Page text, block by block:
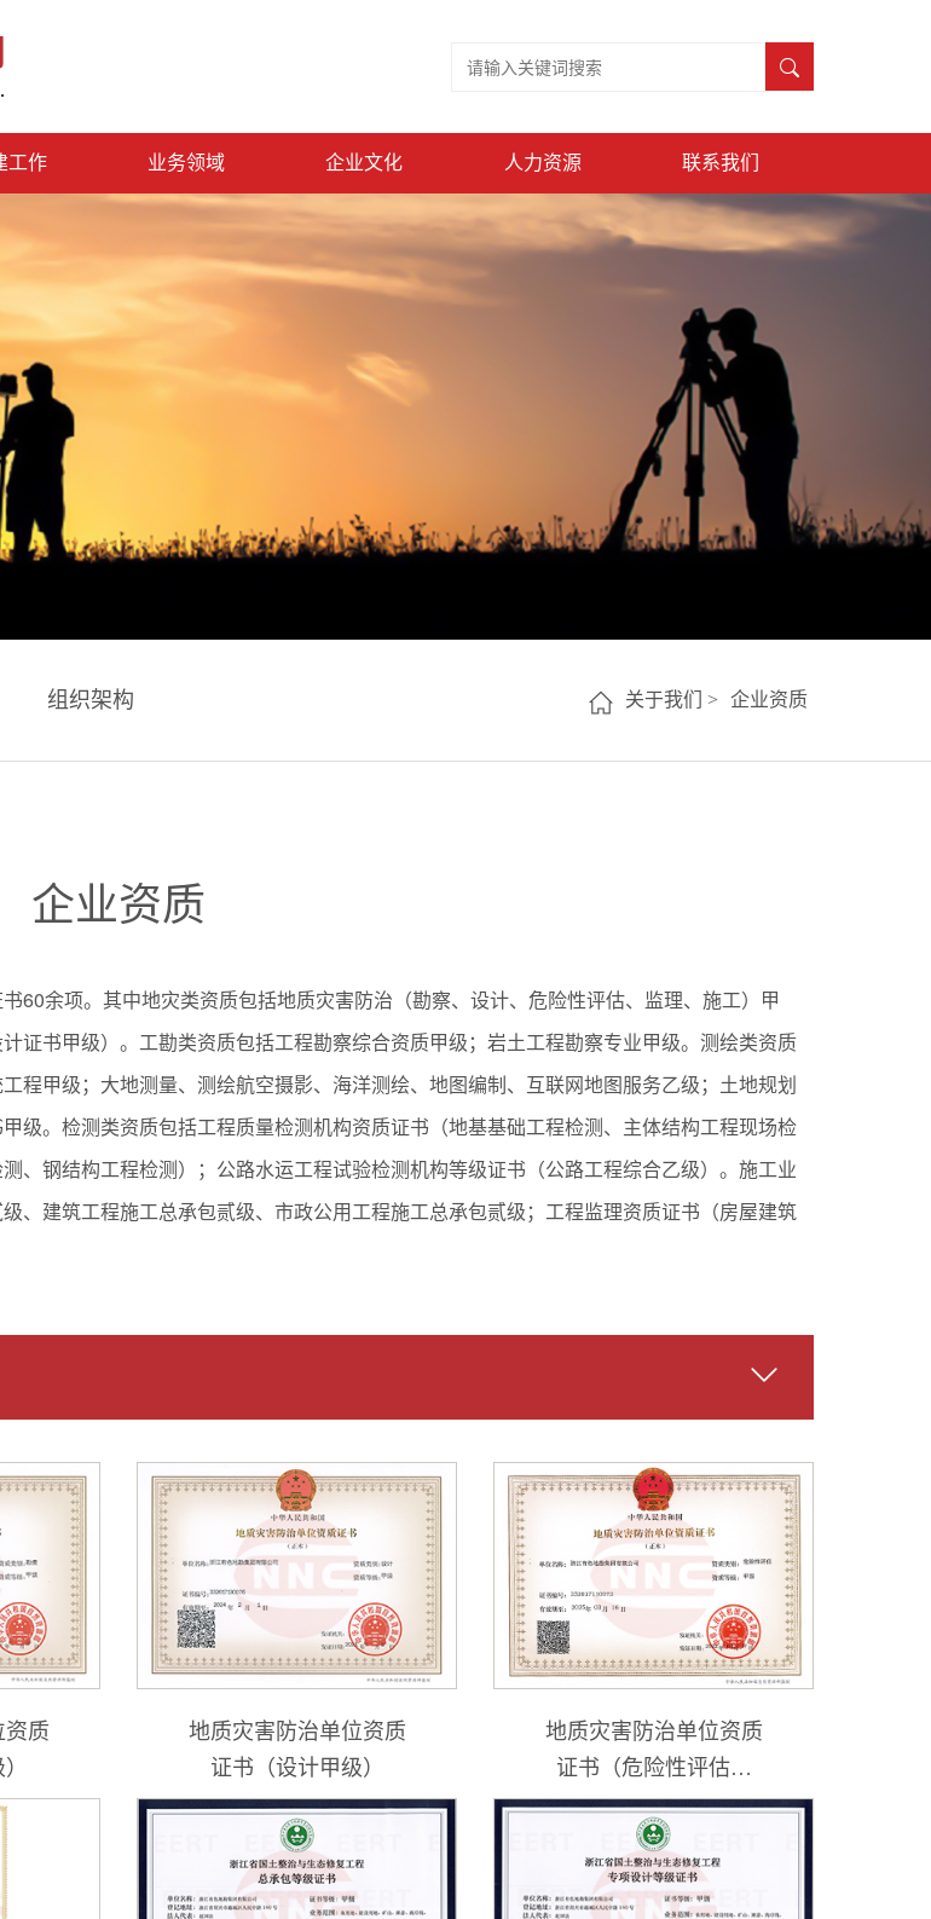
工作 业务领域 企业文化 人力资源 联系我们
组织架构 关于我们 > 企业资质
企业资质
60余项。其中地灾类资质包括地质灾害防治（勘察、设计、危险性评估、监理、施工）甲
证书甲级）。工勘类资质包括工程勘察综合资质甲级；岩土工程勘察专业甲级。测绘类资质
程甲级；大地测量、测绘航空摄影、海洋测绘、地图编制、互联网地图服务乙级；土地规划
级。检测类资质包括工程质量检测机构资质证书（地基基础工程检测、主体结构工程现场检
、钢结构工程检测）；公路水运工程试验检测机构等级证书（公路工程综合乙级）。施工业
、建筑工程施工总承包贰级、市政公用工程施工总承包贰级；工程监理资质证书（房屋建筑
资质
地质灾害防治单位资质
证书（设计甲级）
地质灾害防治单位资质
证书（危险性评估甲
级）